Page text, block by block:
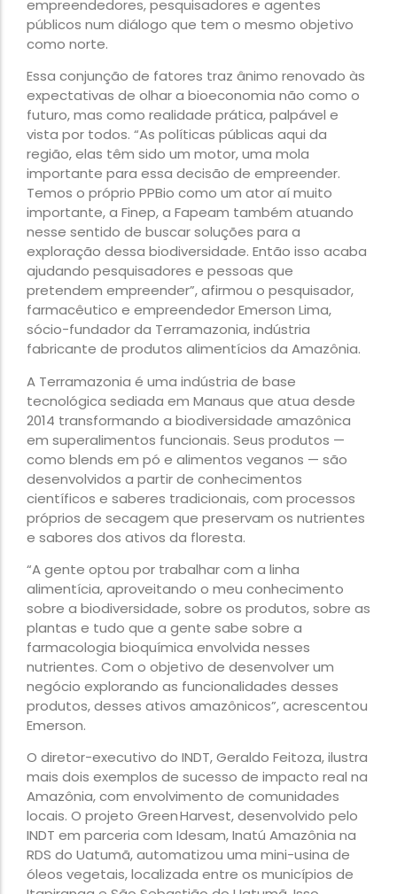
empreendedores, pesquisadores e agentes
públicos num diálogo que tem o mesmo objetivo
como norte.
Essa conjunção de fatores traz ânimo renovado às
expectativas de olhar a bioeconomia não como o
futuro, mas como realidade prática, palpável e
vista por todos. “As políticas públicas aqui da
região, elas têm sido um motor, uma mola
importante para essa decisão de empreender.
Temos o próprio PPBio como um ator aí muito
importante, a Finep, a Fapeam também atuando
nesse sentido de buscar soluções para a
exploração dessa biodiversidade. Então isso acaba
ajudando pesquisadores e pessoas que
pretendem empreender”, afirmou o pesquisador,
farmacêutico e empreendedor Emerson Lima,
sócio-fundador da Terramazonia, indústria
fabricante de produtos alimentícios da Amazônia.
A Terramazonia é uma indústria de base
tecnológica sediada em Manaus que atua desde
2014 transformando a biodiversidade amazônica
em superalimentos funcionais. Seus produtos —
como blends em pó e alimentos veganos — são
desenvolvidos a partir de conhecimentos
científicos e saberes tradicionais, com processos
próprios de secagem que preservam os nutrientes
e sabores dos ativos da floresta.
“A gente optou por trabalhar com a linha
alimentícia, aproveitando o meu conhecimento
sobre a biodiversidade, sobre os produtos, sobre as
plantas e tudo que a gente sabe sobre a
farmacologia bioquímica envolvida nesses
nutrientes. Com o objetivo de desenvolver um
negócio explorando as funcionalidades desses
produtos, desses ativos amazônicos”, acrescentou
Emerson.
O diretor-executivo do INDT, Geraldo Feitoza, ilustra
mais dois exemplos de sucesso de impacto real na
Amazônia, com envolvimento de comunidades
locais. O projeto Green Harvest, desenvolvido pelo
INDT em parceria com Idesam, Inatú Amazônia na
RDS do Uatumã, automatizou uma mini-usina de
óleos vegetais, localizada entre os municípios de